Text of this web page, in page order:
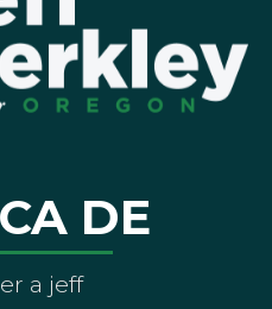
DE
a jeff